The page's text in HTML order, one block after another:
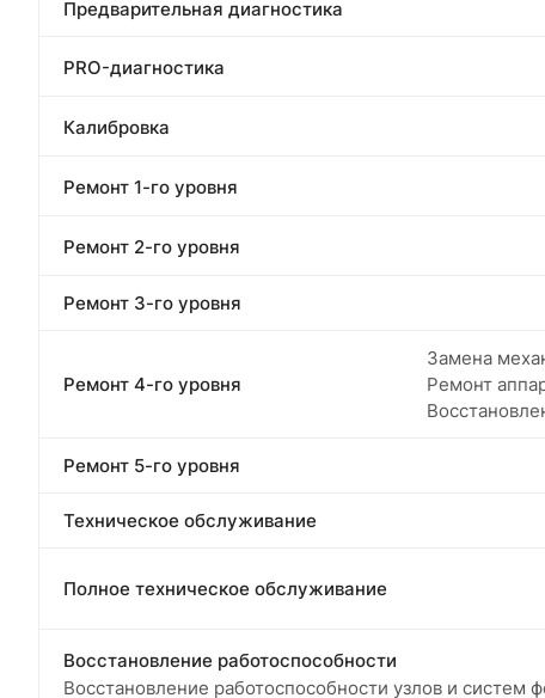
Предварительная диагностика
PRO-диагностика
Калибровка
Ремонт 1-го уровня
Ремонт 2-го уровня
Ремонт 3-го уровня
Ремонт 4-го уровня
Замена
Ремонт
Ремонт 5-го уровня
Техническое обслуживание
Полное техническое обслуживание
Восстановление работоспособности
Восстановление работоспособности узлов и систем